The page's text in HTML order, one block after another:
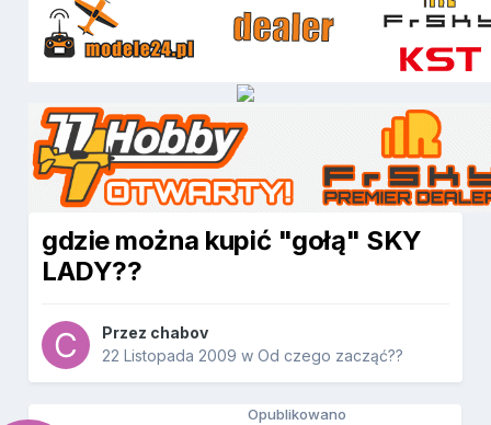
gdzie można kupić "gołą" SKY
LADY??
Przez chabov
22 Listopada 2009 wOd czego zacząć??
Opublikowano